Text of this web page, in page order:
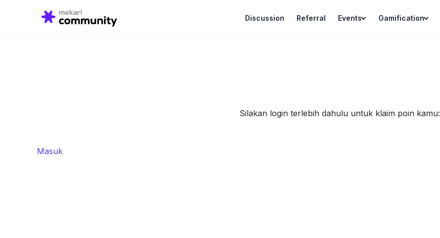
Discussion Referral Events Gamification
for:
Silakan login terlebih dahulu untuk klaim poin kamu:
Masuk